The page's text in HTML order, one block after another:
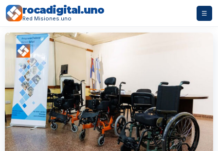
rocadigital.uno
Red Misiones.uno
☰